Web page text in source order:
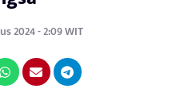
2024 - 2:09 WIT